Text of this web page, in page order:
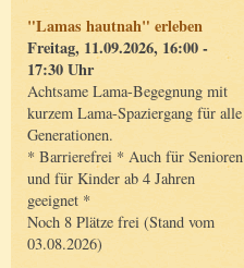
"Lamas hautnah" erleben
Freitag, 11.09.2026, 16:00 -
17:30 Uhr
Achtsame Lama-Begegnung mit
kurzem Lama-Spaziergang für alle
Generationen.
* Barrierefrei * Auch für Senioren
und für Kinder ab 4 Jahren
geeignet *
Noch 8 Plätze frei (Stand vom
03.08.2026)